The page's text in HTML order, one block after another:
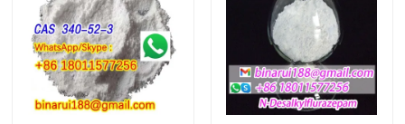
Über uns
Werksbesichtigung